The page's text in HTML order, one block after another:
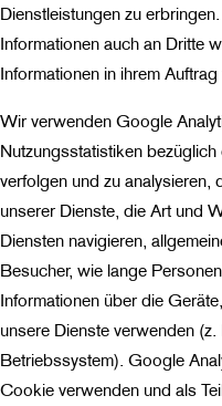
Dienstleistungen zu
Informationen auch an Dritte
Informationen in ihrem
Wir verwenden Google
Nutzungsstatistiken
verfolgen und zu analysieren,
unserer Dienste, die Art und
Diensten navigieren,
Besucher, wie lange
Informationen über die
unsere Dienste verwenden
Betriebssystem). Google
Cookie verwenden und als